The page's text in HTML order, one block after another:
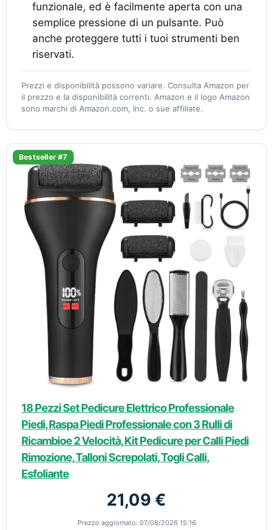
funzionale, ed è facilmente aperta con una
semplice pressione di un pulsante. Può
anche proteggere tutti i tuoi strumenti ben
riservati.
Prezzi e disponibilità possono variare. Consulta Amazon per
il prezzo e la disponibilità correnti. Amazon e il logo Amazon
sono marchi di Amazon.com, Inc. o sue affiliate.
Bestseller #7
18 Pezzi Set Pedicure Elettrico Professionale
Piedi, Raspa Piedi Professionale con 3 Rulli di
Ricambioe 2 Velocità, Kit Pedicure per Calli Piedi
Rimozione, Talloni Screpolati, Togli Calli,
Esfoliante
21,09 €
Prezzo aggiornato: 07/08/2026 15:16